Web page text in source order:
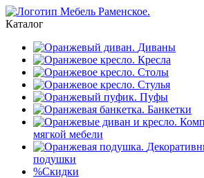
Каталог
Диваны
Кресла
Столы
Стулья
Пуфы
Банкетки
мягкой мебели
подушки
%Скидки